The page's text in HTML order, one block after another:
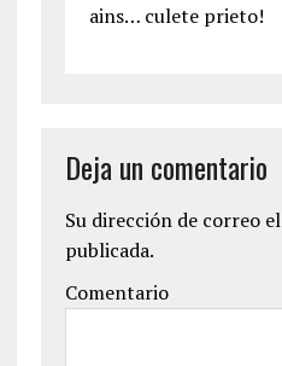
ains… culete prieto!
Deja un comentario
Su dirección de correo
publicada.
Comentario